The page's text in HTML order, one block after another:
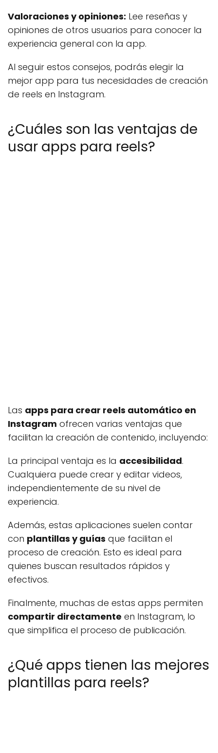
Valoraciones y opiniones: Lee reseñas y
opiniones de otros usuarios para conocer la
experiencia general con la app.
Al seguir estos consejos, podrás elegir la
mejor app para tus necesidades de creación
de reels en Instagram.
¿Cuáles son las ventajas de
usar apps para reels?
Las apps para crear reels automático en
Instagram ofrecen varias ventajas que
facilitan la creación de contenido, incluyendo:
La principal ventaja es la accesibilidad.
Cualquiera puede crear y editar videos,
independientemente de su nivel de
experiencia.
Además, estas aplicaciones suelen contar
con plantillas y guías que facilitan el
proceso de creación. Esto es ideal para
quienes buscan resultados rápidos y
efectivos.
Finalmente, muchas de estas apps permiten
compartir directamente en Instagram, lo
que simplifica el proceso de publicación.
¿Qué apps tienen las mejores
plantillas para reels?